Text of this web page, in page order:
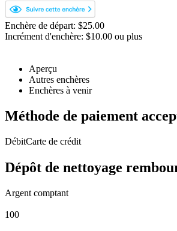
Enchère de départ: $25.00
Incrément d'enchère: $10.00 ou plus
Aperçu
Autres enchères
Enchères à venir
Méthode de paiement
DébitCarte de crédit
Dépôt de nettoyage
Argent comptant
100